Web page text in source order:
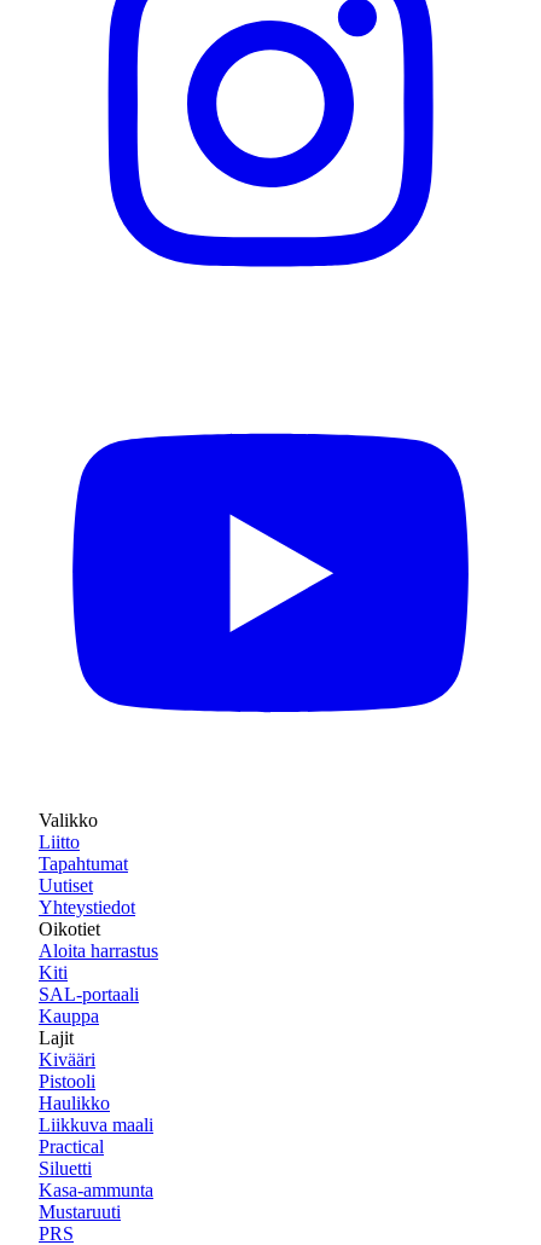
Valikko
Liitto
Tapahtumat
Uutiset
Yhteystiedot
Oikotiet
Aloita harrastus
Kiti
SAL-portaali
Kauppa
Lajit
Kivääri
Pistooli
Haulikko
Liikkuva maali
Practical
Siluetti
Kasa-ammunta
Mustaruuti
PRS